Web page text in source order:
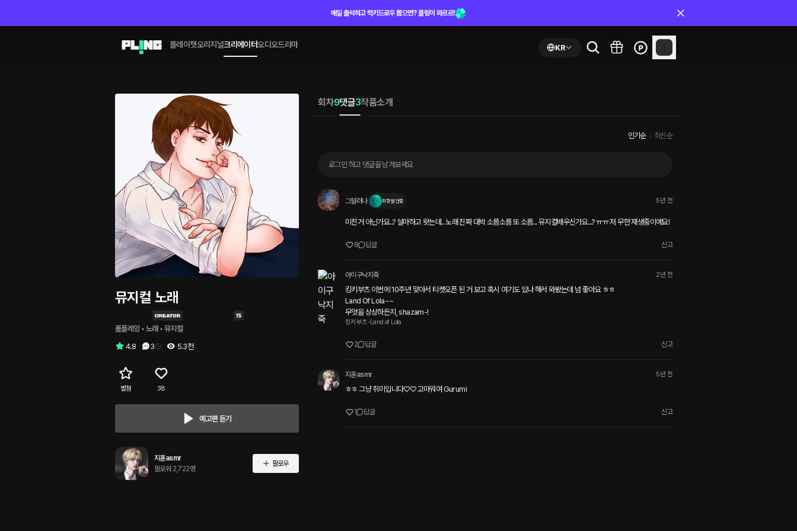
매일 출석하고 럭키드로우 뽑으면? 플링이 와르르!
플레이챗오리지널크리에이터오디오드라마 KR
뮤지컬 노래
롤플레잉 • 노래 • 뮤지컬
4.8
3 5.3천
별점 38
지훈asmr
팔로워 2,722명
팔로우
예고편 듣기
회차9댓글3작품소개
인기순 최신순
로그인 하고 댓글을 남겨보세요
그럴려나 취향 발견중 5년 전
미친거 아닌가요..? 설마하고 왓는데.. 노래 진짜 대박 소름소름 또 소름... 뮤지컬배우신가요...? ㅠㅠ 저 무한 재생중이예요!
8 답글 신고
아이구낙지죽 2년 전
킹키부츠 이번에 10주년 맞아서 티켓오픈 된 거 보고 혹시 여기도 있나 해서 와봤는데 넘 좋아요 ㅎㅎ
Land Of Lola~~
무엇을 상상하든지, shazam-!
킹키부츠-Land of Lola
2 답글 신고
지훈asmr 5년 전
ㅎㅎ 그냥 취미입니다♡♡ 고마워여 Gurumi
1 답글 신고